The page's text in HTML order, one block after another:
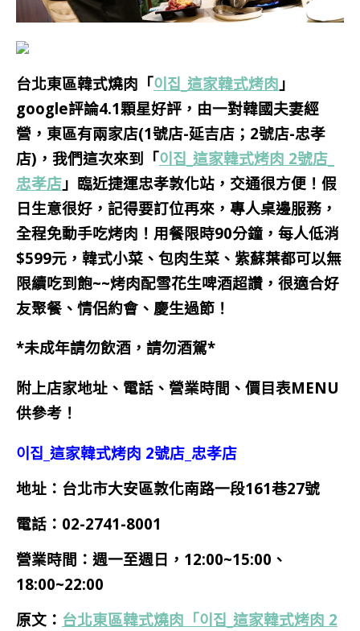
台北東區韓式燒肉「이집_這家韓式烤肉 」
google評論4.1顆星好評，由一對韓國夫妻經
營，東區有兩家店(1號店-延吉店；2號店-忠孝
店)，我們這次來到「이집_這家韓式烤肉 2號店_
忠孝店 」臨近捷運忠孝敦化站，交通很方便！假
日生意很好，記得要訂位再來，專人桌邊服務，
全程免動手吃烤肉！ 用餐限時90分鐘， 每人低消
$599元， 韓式小菜、包肉生菜、紫蘇葉都可以無
限續吃到飽~~烤肉配雪花生啤酒超讚，很適合好
友聚餐、情侶約會、慶生過節！
*未成年請勿飲酒，請勿酒駕*
附上店家地址、電話、營業時間、價目表MENU
供參考！
이집_這家韓式烤肉 2號店_忠孝店
地址：台北市大安區敦化南路一段161巷27號
電話： 02-2741-8001
營業時間：週一至週日，12:00~15:00、
18:00~22:00
原文： 台北東區韓式燒肉「이집_這家韓式烤肉 2